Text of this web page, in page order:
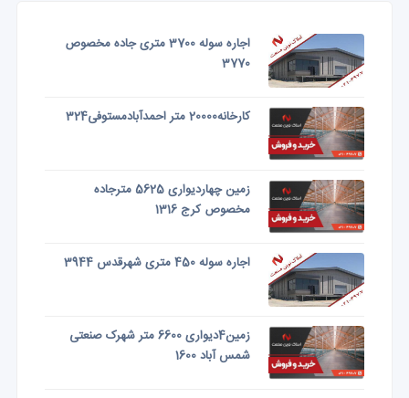
اجاره سوله 3700 متری جاده مخصوص
3770
کارخانه20000 متر احمدآبادمستوفی324
زمین چهاردیواری 5625 مترجاده
مخصوص کرج 1316
اجاره سوله 450 متری شهرقدس 3944
زمین4دیواری 6600 متر شهرک صنعتی
شمس آباد 1600